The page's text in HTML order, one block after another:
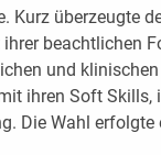
Kurz überzeugte
beachtlichen
und
ihren Soft Skills,
Die Wahl